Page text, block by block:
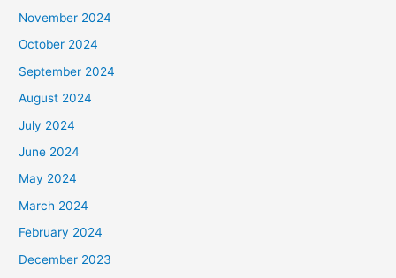
November 2024
October 2024
September 2024
August 2024
July 2024
June 2024
May 2024
March 2024
February 2024
December 2023